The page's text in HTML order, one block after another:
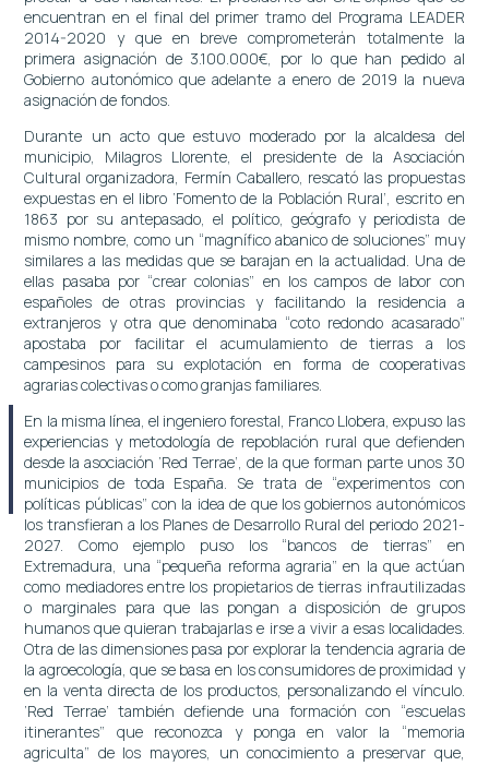
encuentran en el final del primer tramo del Programa LEADER
2014-2020 y que en breve comprometerán totalmente la
primera asignación de 3.100.000€, por lo que han pedido al
Gobierno autonómico que adelante a enero de 2019 la nueva
asignación de fondos.
Durante un acto que estuvo moderado por la alcaldesa del
municipio, Milagros Llorente, el presidente de la Asociación
Cultural organizadora, Fermín Caballero, rescató las propuestas
expuestas en el libro ‘Fomento de la Población Rural’, escrito en
1863 por su antepasado, el político, geógrafo y periodista de
mismo nombre, como un “magnífico abanico de soluciones” muy
similares a las medidas que se barajan en la actualidad. Una de
ellas pasaba por “crear colonias” en los campos de labor con
españoles de otras provincias y facilitando la residencia a
extranjeros y otra que denominaba “coto redondo acasarado”
apostaba por facilitar el acumulamiento de tierras a los
campesinos para su explotación en forma de cooperativas
agrarias colectivas o como granjas familiares.
En la misma línea, el ingeniero forestal, Franco Llobera, expuso las
experiencias y metodología de repoblación rural que defienden
desde la asociación ‘Red Terrae’, de la que forman parte unos 30
municipios de toda España. Se trata de “experimentos con
políticas públicas” con la idea de que los gobiernos autonómicos
los transfieran a los Planes de Desarrollo Rural del periodo 2021-
2027. Como ejemplo puso los “bancos de tierras” en
Extremadura, una “pequeña reforma agraria” en la que actúan
como mediadores entre los propietarios de tierras infrautilizadas
o marginales para que las pongan a disposición de grupos
humanos que quieran trabajarlas e irse a vivir a esas localidades.
Otra de las dimensiones pasa por explorar la tendencia agraria de
la agroecología, que se basa en los consumidores de proximidad y
en la venta directa de los productos, personalizando el vínculo.
‘Red Terrae’ también defiende una formación con “escuelas
itinerantes” que reconozca y ponga en valor la “memoria
agriculta” de los mayores, un conocimiento a preservar que,